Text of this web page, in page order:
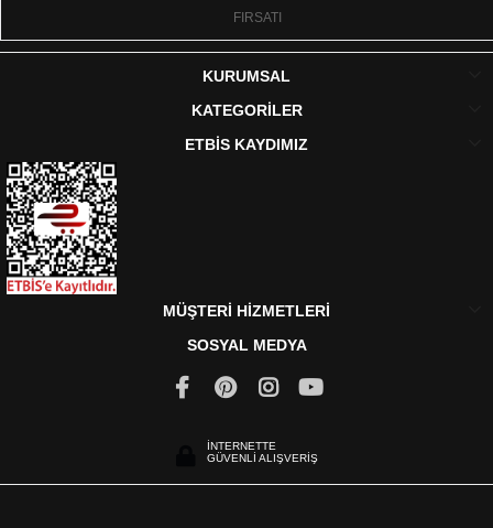
FIRSATI
KURUMSAL
KATEGORİLER
ETBİS KAYDIMIZ
MÜŞTERİ HİZMETLERİ
SOSYAL MEDYA
İNTERNETTE
GÜVENLİ ALIŞVERİŞ